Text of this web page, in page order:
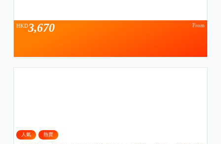
From
HKD3,670
人氣 熱賣